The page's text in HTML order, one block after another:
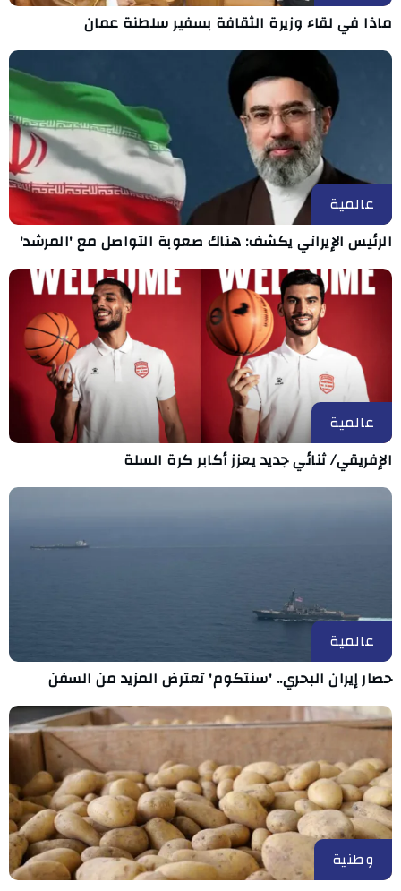
ماذا في لقاء وزيرة الثقافة بسفير سلطنة عمان
عالمية
الرئيس الإيراني يكشف: هناك صعوبة التواصل مع 'المرشد'
عالمية
الإفريقي/ ثنائي جديد يعزز أكابر كرة السلة
عالمية
حصار إيران البحري.. 'سنتكوم' تعترض المزيد من السفن
وطنية